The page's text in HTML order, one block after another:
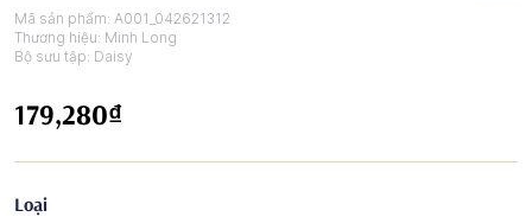
Mã sản phẩm: A001_042621312
Thương hiệu: Minh Long
Bộ sưu tập: Daisy
179,280₫
Loại